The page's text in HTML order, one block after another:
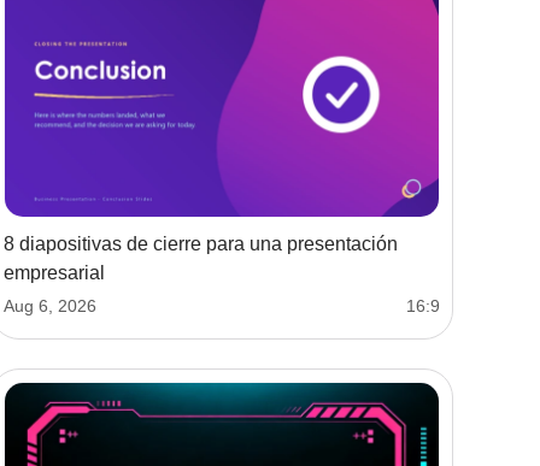
8 diapositivas de cierre para una presentación
empresarial
Aug 6, 2026 16:9